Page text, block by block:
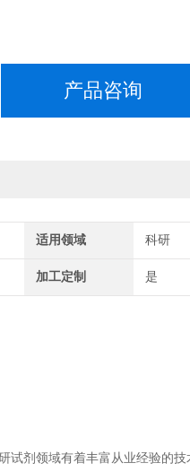
产品咨询
适用领域 科研
加工定制 是
剂领域有着丰富从业经验的